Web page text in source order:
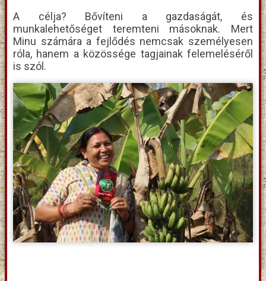
A célja? Bővíteni a gazdaságát, és
munkalehetőséget teremteni másoknak. Mert
Minu számára a fejlődés nemcsak személyesen
róla, hanem a közössége tagjainak felemeléséről
is szól.